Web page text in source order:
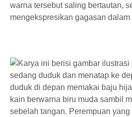
warna tersebut saling bertautan,
mengekspresikan gagasan dalam